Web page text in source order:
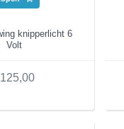
knipperlicht 6
Volt